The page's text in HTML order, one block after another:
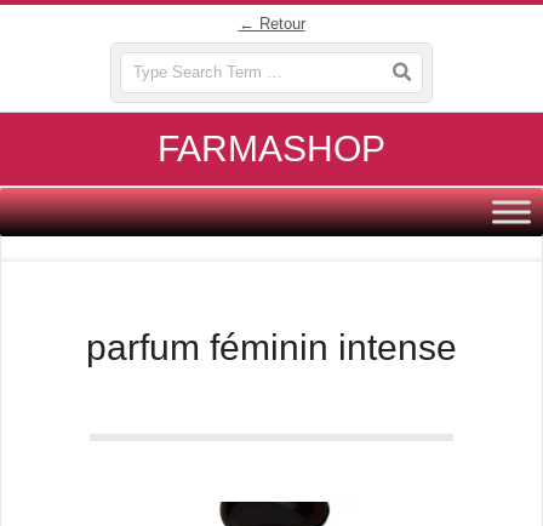
← Retour
FARMASHOP
Primary
Navigation
parfum féminin intense